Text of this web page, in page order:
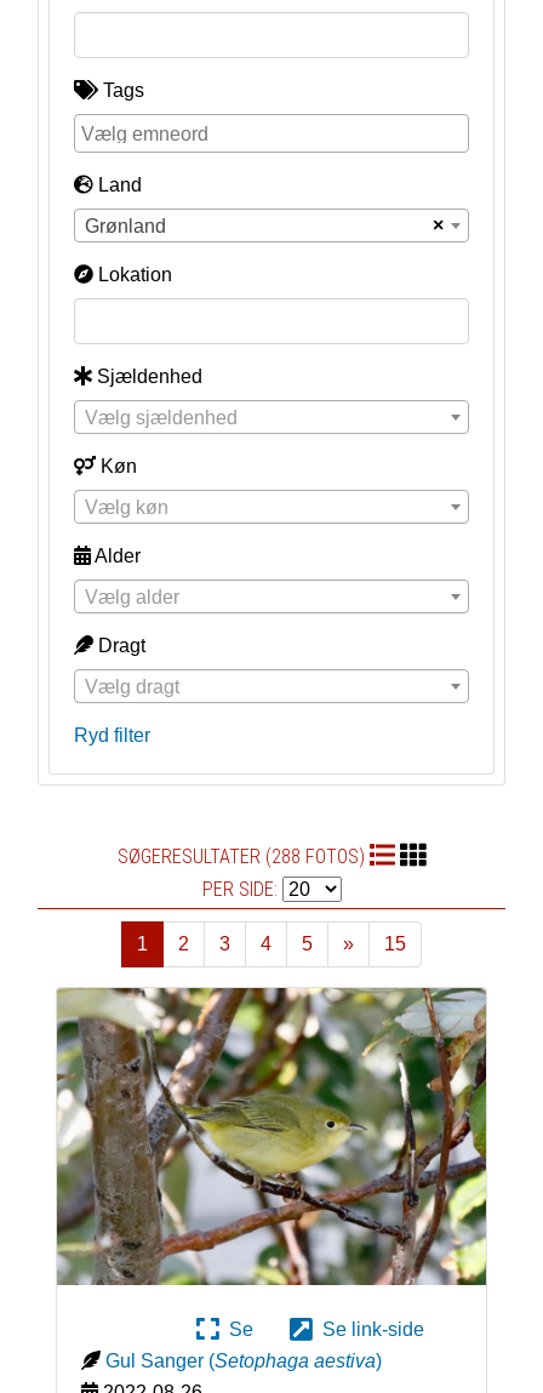
Tags
Land
×
Grønland
Lokation
Sjældenhed
Vælg sjældenhed
Køn
Vælg køn
Alder
Vælg alder
Dragt
Vælg dragt
Ryd filter
SØGERESULTATER (288 FOTOS)
PER SIDE:
1 2 3 4 5
»
Næste
15
Se
Se link-side
Gul Sanger (Setophaga aestiva)